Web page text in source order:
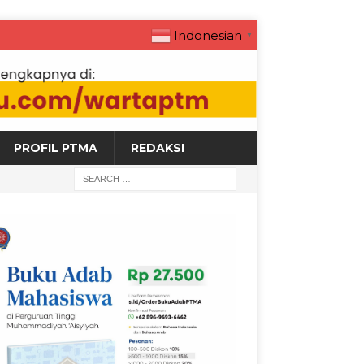
Indonesian ▼
PROFIL PTMA REDAKSI